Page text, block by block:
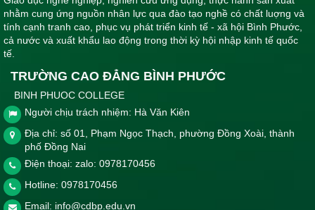
nhằm cung ứng nguồn nhân lực qua đào tạo nghề có chất luợng và
tính cạnh tranh cao, phục vụ phát triển kinh tế - xã hội Bình Phước,
cả nước và xuất khẩu lao động trong thời kỳ hội nhập kinh tế quốc
tế.
TRƯỜNG CAO ĐẲNG BÌNH PHƯỚC
BINH PHUOC COLLEGE
Người chịu trách nhiệm: Hà Văn Kiên
Địa chỉ: số 01, Phạm Ngọc Thạch, phường Đồng Xoài, thành
phố Đồng Nai
Điện thoại: zalo: 0978170456
Hotline: 0978170456
Email: info@cdbp.edu.vn